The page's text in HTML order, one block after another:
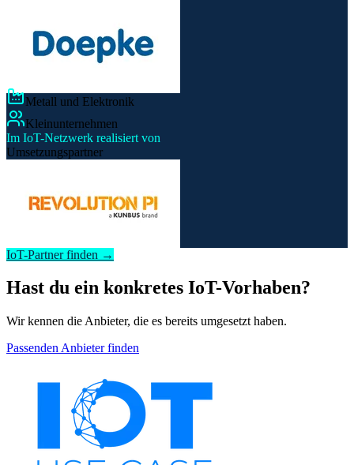
Metall und Elektronik
Kleinunternehmen
Im IoT-Netzwerk realisiert von
Umsetzungspartner
IoT-Partner finden →
Hast du ein konkretes IoT-Vorhaben?
Wir kennen die Anbieter, die es bereits umgesetzt haben.
Passenden Anbieter finden